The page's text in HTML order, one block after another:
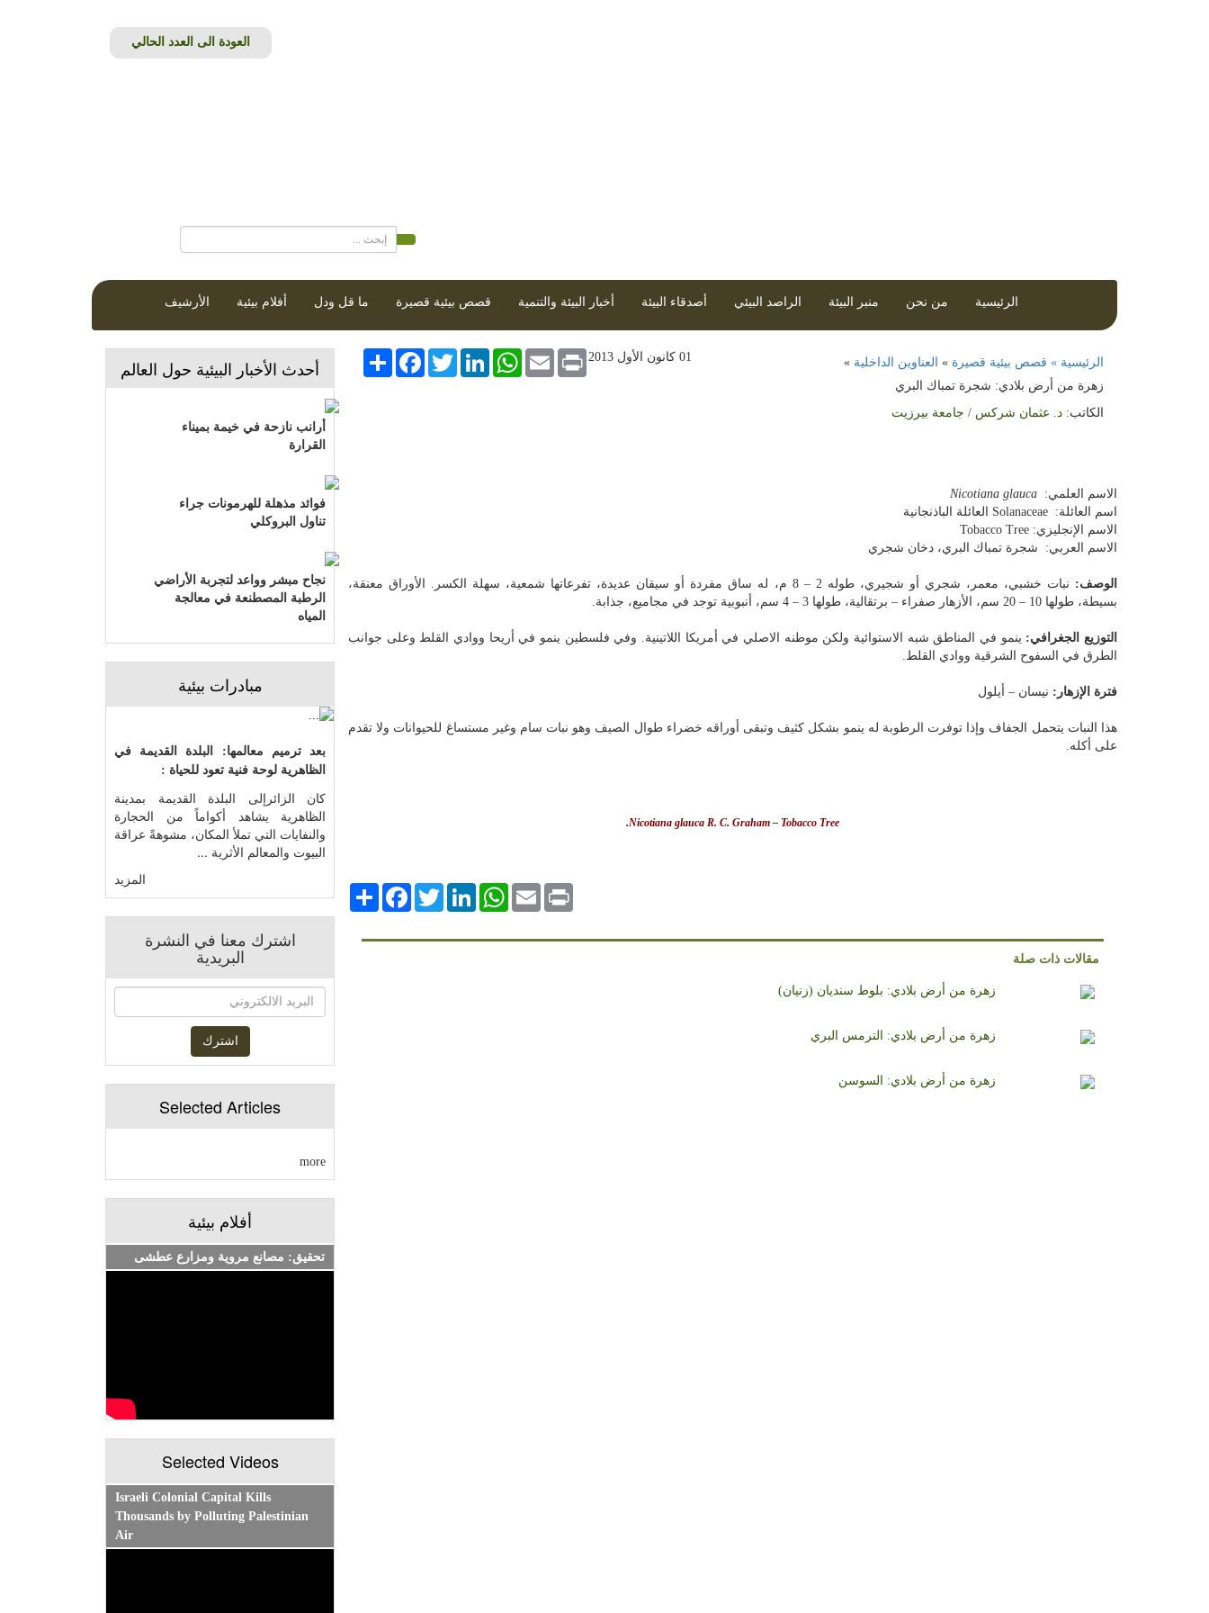
الرئيسية من نحن منبر البيئة الراصد البيئي أصدقاء البيئة أخبار البيئة والتنمية قصص بيئية قصيرة ما قل ودل أفلام بيئية الأرشيف
الرئيسية » قصص بيئية قصيرة » العناوين الداخلية »
انشر
FacebookTwitterLinkedInWhatsApp Email Print 01 كانون الأول 2013
زهرة من أرض بلادي: شجرة تمباك البري
الكاتب: د. عثمان شركس / جامعة بيرزيت
الاسم العلمي: Nicotiana glauca
اسم العائلة: Solanaceae
العائلة الباذنجانية
الاسم الإنجليزي: Tobacco Tree
الاسم العربي: شجرة تمباك البري، دخان شجري
الوصف:
نبات خشبي، معمر، شجري أو شجيري، طوله 2 – 8 م، له ساق مفردة أو سيقان عديدة، تفرعاتها شمعية، سهلة الكسر. الأوراق معنقة،
بسيطة، طولها 10 – 20 سم، الأزهار صفراء – برتقالية، طولها 3 – 4 سم، أنبوبية توجد في مجاميع، جذابة.
التوزيع الجغرافي: ينمو في المناطق شبه الاستوائية ولكن موطنه الاصلي في أمريكا اللاتينية. وفي فلسطين ينمو في أريحا ووادي القلط وعلى جوانب
الطرق في السفوح الشرقية ووادي القلط.
فترة الإزهار: نيسان – أيلول
هذا النبات يتحمل الجفاف وإذا توفرت الرطوبة له ينمو بشكل كثيف وتبقى أوراقه خضراء طوال الصيف وهو نبات سام وغير مستساغ للحيوانات ولا تقدم
على أكله.
Nicotiana glauca R. C. Graham – Tobacco Tree.
انشر
FacebookTwitterLinkedInWhatsApp Email Print
مقالات ذات صلة
زهرة من أرض بلادي: بلوط سنديان (زنيان)
زهرة من أرض بلادي: الترمس البري
زهرة من أرض بلادي: السوسن
أحدث الأخبار البيئية حول العالم
أرانب نازحة في خيمة بميناء
القرارة
فوائد مذهلة للهرمونات جراء
تناول البروكلي
نجاح مبشر وواعد لتجربة الأراضي
الرطبة المصطنعة في معالجة
المياه
مبادرات بيئية
بعد ترميم معالمها: البلدة القديمة في
الظاهرية لوحة فنية تعود للحياة :
كان الزائرإلى البلدة القديمة بمدينة
الظاهرية يشاهد أكواماً من الحجارة
والنفايات التي تملأ المكان، مشوهةً عراقة
البيوت والمعالم الأثرية ...
المزيد
اشترك معنا في النشرة
البريدية
Selected Articles
more
أفلام بيئية
تحقيق: مصانع مروية ومزارع عطشى
Selected Videos
Israeli Colonial Capital Kills
Thousands by Polluting Palestinian
Air